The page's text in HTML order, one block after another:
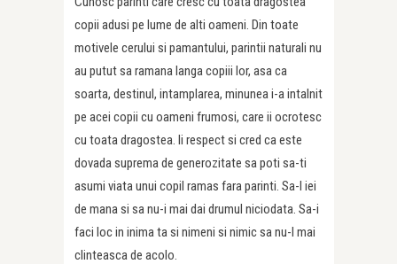
copii adusi pe lume de alti oameni. Din toate
motivele cerului si pamantului, parintii naturali nu
au putut sa ramana langa copiii lor, asa ca
soarta, destinul, intamplarea, minunea i-a intalnit
pe acei copii cu oameni frumosi, care ii ocrotesc
cu toata dragostea. Ii respect si cred ca este
dovada suprema de generozitate sa poti sa-ti
asumi viata unui copil ramas fara parinti. Sa-l iei
de mana si sa nu-i mai dai drumul niciodata. Sa-i
faci loc in inima ta si nimeni si nimic sa nu-l mai
clinteasca de acolo.